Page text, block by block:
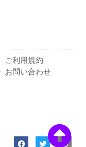
ご利用規約
お問い合わせ